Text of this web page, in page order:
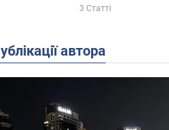
3 Статті
Публікації автора